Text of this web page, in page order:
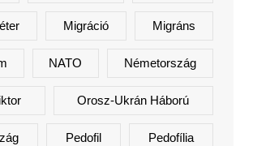
Migráció Migráns
NATO Németország
Orosz-Ukrán Háború
Pedofil Pedofília